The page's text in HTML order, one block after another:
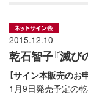
2015.12.10
乾石智子『滅
【サイン本販売のお
1月9日発売予定の